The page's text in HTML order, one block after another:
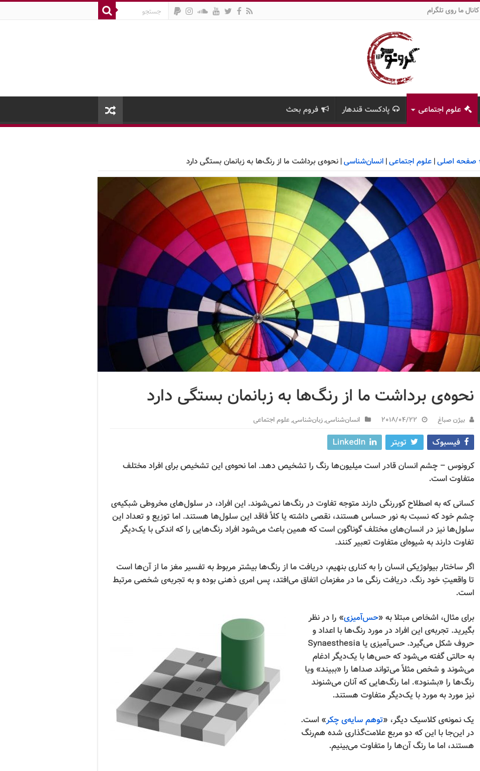
کانال ما روی تلگرام
علوم اجتماعی پادکست قندهار فروم بحث
صفحه اصلی| علوم اجتماعی| انسان‌شناسی| نحوه‌ی برداشت ما از رنگ‌ها به زبانمان بستگی دارد
نحوه‌ی برداشت ما از رنگ‌ها به زبانمان بستگی دارد
بیژن صباغ 2018/04/22 انسان‌شناسی,زبان‌شناسی,علوم اجتماعی
فیسبوک تویتر
LinkedIn
کرونوس – چشم انسان قادر است میلیون‌ها رنگ را تشخیص دهد. اما نحوه‌ی این تشخیص برای افراد مختلف
متفاوت است.
کسانی که به اصطلاح کوررنگی دارند متوجه تفاوت در رنگ‌ها نمی‌شوند. این افراد، در سلول‌های مخروطی شبکیه‌ی
چشم خود که نسبت به نور حساس هستند، نقصی داشته یا کلاً فاقد این سلول‌ها هستند. اما توزیع و تعداد این
سلول‌ها نیز در انسان‌های مختلف گوناگون است که همین باعث می‌شود افراد رنگ‌هایی را که اندکی با یک‌دیگر
تفاوت دارند به شیوه‌ای متفاوت تعبیر کنند.
اگر ساختار بیولوژیکی انسان را به کناری بنهیم، دریافت ما از رنگ‌ها بیشتر مربوط به تفسیر مغز ما از آن‌ها است
تا واقعیتِ خود رنگ. دریافت رنگی ما در مغزمان اتفاق می‌افتد، پس امری ذهنی بوده و به تجربه‌ی شخصی مرتبط
است.
برای مثال، اشخاص مبتلا به «حس‌آمیزی» را در نظر
بگیرید. تجربه‌ی این افراد در مورد رنگ‌ها با اعداد و
حروف شکل می‌گیرد. حس‌آمیزی یا Synaesthesia
به حالتی گفته می‌شود که حس‌ها با یک‌دیگر ادغام
می‌شوند و شخص مثلاً می‌تواند صداها را «ببیند» ویا
رنگ‌ها را «بشنود». اما رنگ‌هایی که آنان می‌شنوند
نیز مورد به مورد با یک‌دیگر متفاوت هستند.
یک نمونه‌ی کلاسیک دیگر، «توهم سایه‌ی چکر» است.
در این‌جا با این که دو مربع علامت‌گذاری شده هم‌رنگ
هستند، اما ما رنگ آن‌ها را متفاوت می‌بینیم.